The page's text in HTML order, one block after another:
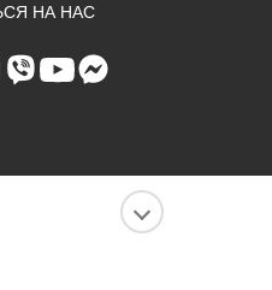
НА НАС